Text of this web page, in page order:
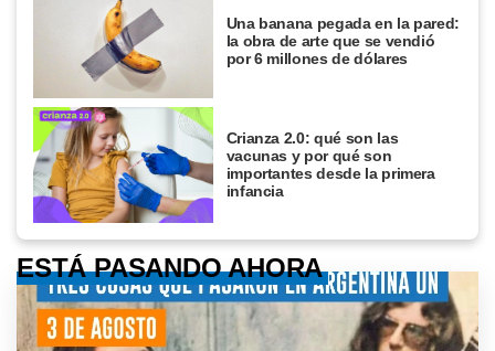
Una banana pegada en la pared:
la obra de arte que se vendió
por 6 millones de dólares
Crianza 2.0: qué son las
vacunas y por qué son
importantes desde la primera
infancia
ESTÁ PASANDO AHORA